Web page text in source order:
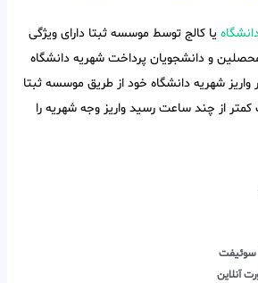
یا کالج توسط موسسه ثبتا دارای ویژگی
و دانشجویان پرداخت شهریه دانشگاه
واریز شهریه دانشگاه خود از طریق موسسه ثبتا
از چند ساعت رسید واریز وجه شهریه را
سوئیفت
آنلاین